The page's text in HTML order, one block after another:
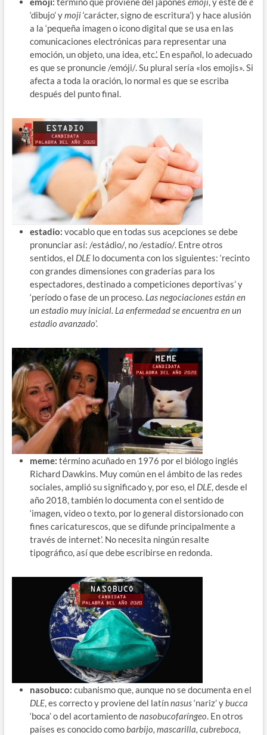
‘dibujo’ ymoji‘carácter, signo de escritura’) y hace alusión
a la ‘pequeña imagen o icono digital que se usa en las
comunicaciones electrónicas para representar una
emoción, un objeto, una idea, etc.’. En español, lo adecuado
es que se pronuncie /emóji/. Su plural sería «los emojis». Si
afecta a toda la oración, lo normal es que se escriba
después del punto final.
estadio: vocablo que en todas sus acepciones se debe
pronunciar así: /estádio/, no /estadío/. Entre otros
sentidos, el DLElo documenta con los siguientes: ‘recinto
con grandes dimensiones con graderías para los
espectadores, destinado a competiciones deportivas’ y
‘período o fase de un proceso. Las negociaciones están en
un estadio muy inicial. La enfermedad se encuentra en un
estadio avanzado’.
meme: término acuñado en 1976 por el biólogo inglés
Richard Dawkins. Muy común en el ámbito de las redes
sociales, amplió su significado y, por eso, el DLE, desde el
año 2018, también lo documenta con el sentido de
‘imagen, video o texto, por lo general distorsionado con
fines caricaturescos, que se difunde principalmente a
través de internet’. No necesita ningún resalte
tipográfico, así que debe escribirse en redonda.
nasobuco: cubanismo que, aunque no se documenta en el
DLE, es correcto y proviene del latínnasus‘nariz’ ybucca
‘boca’ o del acortamiento denasobucofaríngeo. En otros
países es conocido comobarbijo, mascarilla, cubreboca,